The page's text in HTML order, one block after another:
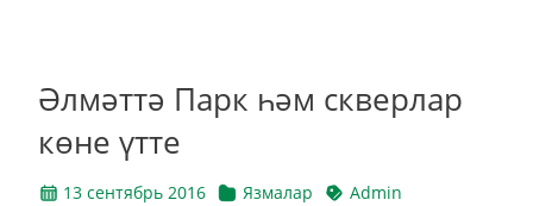
Әлмәттә Парк һәм скверлар
көне үтте
13 сентябрь 2016 Язмалар Admin